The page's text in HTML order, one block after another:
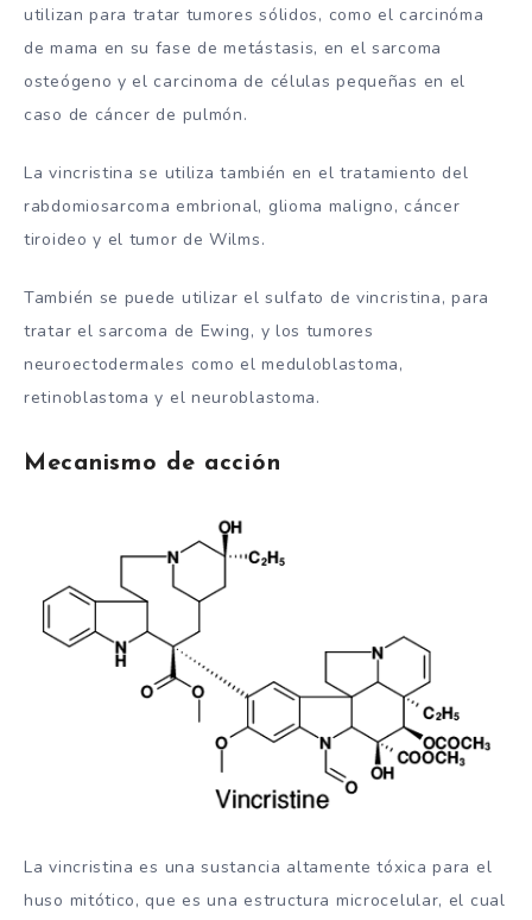
utilizan para tratar tumores sólidos, como el carcinóma
de mama en su fase de metástasis, en el sarcoma
osteógeno y el carcinoma de células pequeñas en el
caso de cáncer de pulmón.
La vincristina se utiliza también en el tratamiento del
rabdomiosarcoma embrional, glioma maligno, cáncer
tiroideo y el tumor de Wilms.
También se puede utilizar el sulfato de vincristina, para
tratar el sarcoma de Ewing, y los tumores
neuroectodermales como el meduloblastoma,
retinoblastoma y el neuroblastoma.
Mecanismo de acción
La vincristina es una sustancia altamente tóxica para el
huso mitótico, que es una estructura microcelular, el cual